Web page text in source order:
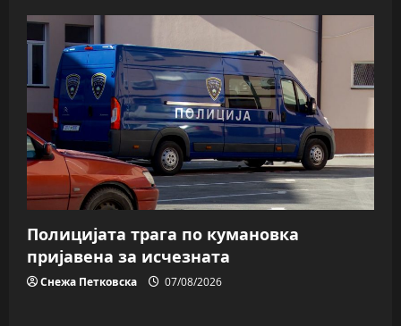
Полицијата трага пo кумановка
пријавена за исчезната
Снежа Петковска 07/08/2026